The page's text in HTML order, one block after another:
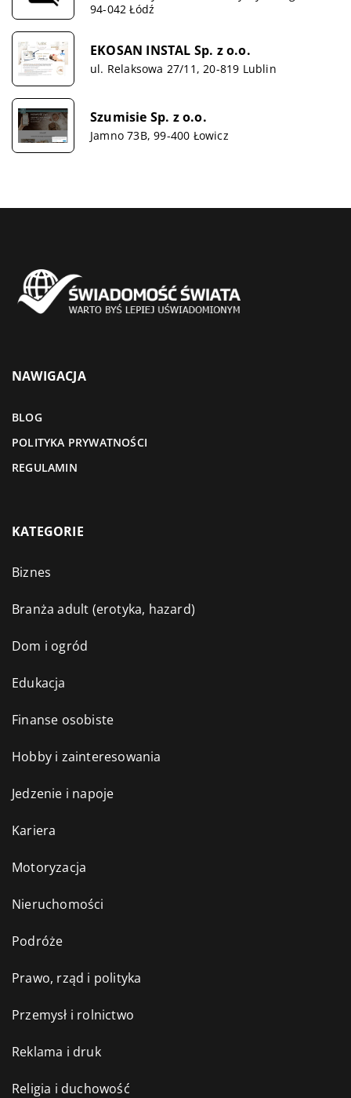
94-042 Łódź
EKOSAN INSTAL Sp. z o.o.
ul. Relaksowa 27/11, 20-819 Lublin
Szumisie Sp. z o.o.
Jamno 73B, 99-400 Łowicz
NAWIGACJA
BLOG
POLITYKA PRYWATNOŚCI
REGULAMIN
KATEGORIE
Biznes
Branża adult (erotyka, hazard)
Dom i ogród
Edukacja
Finanse osobiste
Hobby i zainteresowania
Jedzenie i napoje
Kariera
Motoryzacja
Nieruchomości
Podróże
Prawo, rząd i polityka
Przemysł i rolnictwo
Reklama i druk
Religia i duchowość